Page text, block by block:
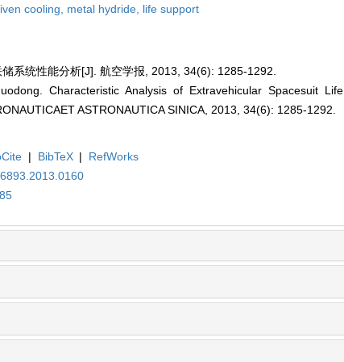
cooling, metal hydride, life support
系统性能分析[J]. 航空学报, 2013, 34(6): 1285-1292.
Characteristic Analysis of Extravehicular Spacesuit Life
ASTRONAUTICA SINICA, 2013, 34(6): 1285-1292.
| BibTeX |
RefWorks